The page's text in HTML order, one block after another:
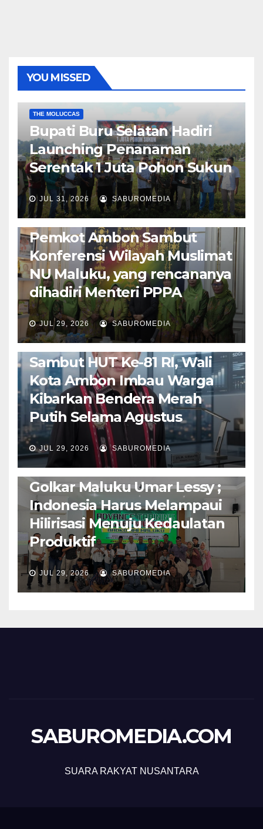
YOU MISSED
THE MOLUCCAS
Bupati Buru Selatan Hadiri
Launching Penanaman
Serentak 1 Juta Pohon Sukun
JUL 31, 2026 SABUROMEDIA
AMBON METRO JURNALISME AKTIVIS
POLITIK & PEMERINTAHAN
Pemkot Ambon Sambut
Konferensi Wilayah Muslimat
NU Maluku, yang rencananya
dihadiri Menteri PPPA
JUL 29, 2026 SABUROMEDIA
AMBON METRO POLITIK & PEMERINTAHAN
Sambut HUT Ke-81 RI, Wali
Kota Ambon Imbau Warga
Kibarkan Bendera Merah
Putih Selama Agustus
JUL 29, 2026 SABUROMEDIA
AMBON METRO JURNALISME AKTIVIS
PENDIDIKAN & OLAHRAGA THE MOLUCCAS
Isi Materi LK-III HMI, Ketua
Golkar Maluku Umar Lessy ;
Indonesia Harus Melampaui
Hilirisasi Menuju Kedaulatan
Produktif
JUL 29, 2026 SABUROMEDIA
SABUROMEDIA.COM
SUARA RAKYAT NUSANTARA